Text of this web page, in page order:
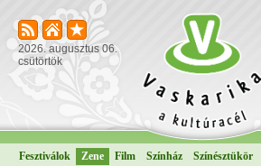
2026. augusztus 06.
csütörtök
Fesztiválok Zene Film Színház Színésztükör